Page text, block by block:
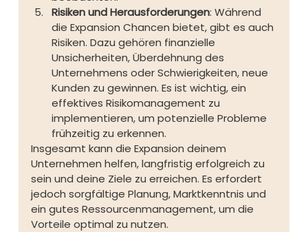
Risiken und Herausforderungen: Während
die Expansion Chancen bietet, gibt es auch
Risiken. Dazu gehören finanzielle
Unsicherheiten, Überdehnung des
Unternehmens oder Schwierigkeiten, neue
Kunden zu gewinnen. Es ist wichtig, ein
effektives Risikomanagement zu
implementieren, um potenzielle Probleme
frühzeitig zu erkennen.
Insgesamt kann die Expansion deinem
Unternehmen helfen, langfristig erfolgreich zu
sein und deine Ziele zu erreichen. Es erfordert
jedoch sorgfältige Planung, Marktkenntnis und
ein gutes Ressourcenmanagement, um die
Vorteile optimal zu nutzen.